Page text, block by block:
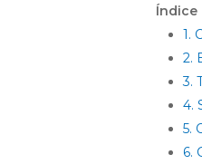
Índice
1.
2.
3.
4.
5.
6.